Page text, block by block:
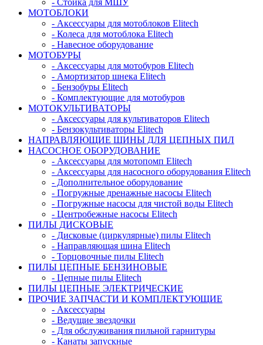
МОТОБЛОКИ
- Аксессуары для мотоблоков Elitech
- Колеса для мотоблока Elitech
- Навесное оборудование
МОТОБУРЫ
- Аксессуары для мотобуров Elitech
- Амортизатор шнека Elitech
- Бензобуры Elitech
- Комплектующие для мотобуров
МОТОКУЛЬТИВАТОРЫ
- Аксессуары для культиваторов Elitech
- Бензокультиваторы Elitech
НАПРАВЛЯЮЩИЕ ШИНЫ ДЛЯ ЦЕПНЫХ ПИЛ
НАСОСНОЕ ОБОРУДОВАНИЕ
- Аксессуары для мотопомп Elitech
- Аксессуары для насосного оборудования Elitech
- Дополнительное оборудование
- Погружные дренажные насосы Elitech
- Погружные насосы для чистой воды Elitech
- Центробежные насосы Elitech
ПИЛЫ ДИСКОВЫЕ
- Дисковые (циркулярные) пилы Elitech
- Направляющая шина Elitech
- Торцовочные пилы Elitech
ПИЛЫ ЦЕПНЫЕ БЕНЗИНОВЫЕ
- Цепные пилы Elitech
ПИЛЫ ЦЕПНЫЕ ЭЛЕКТРИЧЕСКИЕ
ПРОЧИЕ ЗАПЧАСТИ И КОМПЛЕКТУЮЩИЕ
- Аксессуары
- Ведущие звездочки
- Для обслуживания пильной гарнитуры
- Канаты запускные